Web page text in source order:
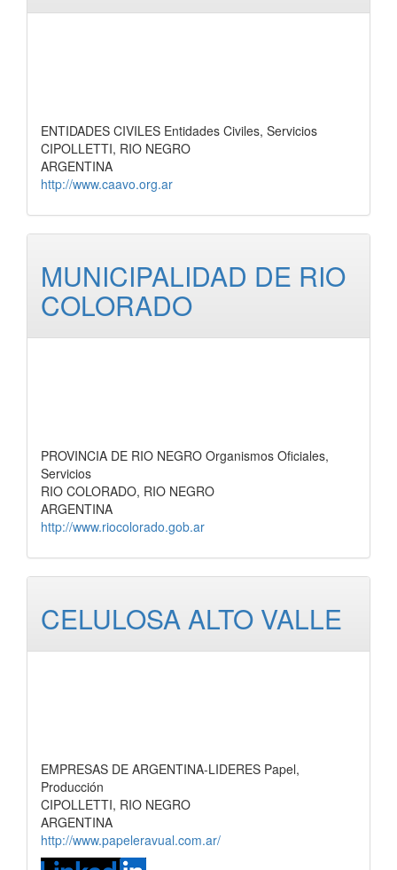
ENTIDADES CIVILES Entidades Civiles, Servicios
CIPOLLETTI, RIO NEGRO
ARGENTINA
http://www.caavo.org.ar
MUNICIPALIDAD DE RIO
COLORADO
PROVINCIA DE RIO NEGRO Organismos Oficiales,
Servicios
RIO COLORADO, RIO NEGRO
ARGENTINA
http://www.riocolorado.gob.ar
CELULOSA ALTO VALLE
EMPRESAS DE ARGENTINA-LIDERES Papel,
Producción
CIPOLLETTI, RIO NEGRO
ARGENTINA
http://www.papeleravual.com.ar/